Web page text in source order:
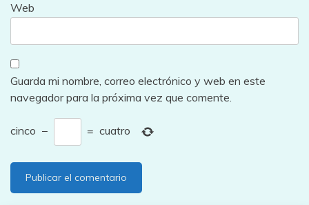
Web
Guarda mi nombre, correo electrónico y web en este
navegador para la próxima vez que comente.
cinco − = cuatro